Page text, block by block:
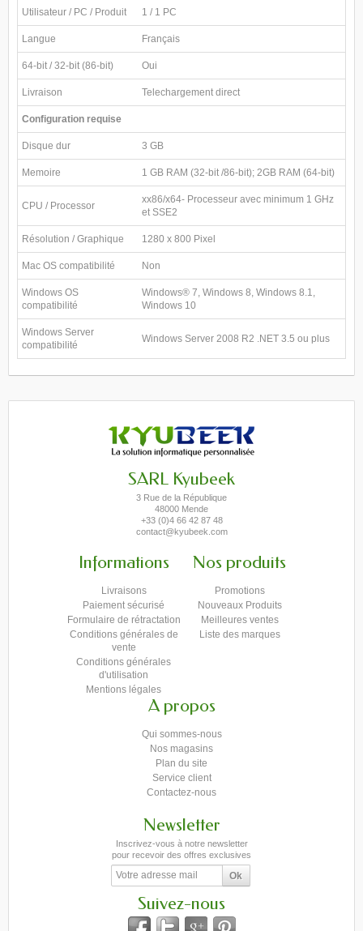
Utilisateur / PC / Produit 1 / 1 PC
Langue Français
64-bit / 32-bit (86-bit) Oui
Livraison Telechargement direct
Configuration requise
Disque dur 3 GB
Memoire 1 GB RAM (32-bit /86-bit); 2GB RAM (64-bit)
CPU / Processor
xx86/x64- Processeur avec minimum 1 GHz
et SSE2
Résolution / Graphique 1280 x 800 Pixel
Mac OS compatibilité Non
Windows OS
compatibilité
Windows® 7, Windows 8, Windows 8.1,
Windows 10
Windows Server
compatibilité
Windows Server 2008 R2 .NET 3.5 ou plus
SARL Kyubeek
3 Rue de la République
48000 Mende
+33 (0)4 66 42 87 48
contact@kyubeek.com
Informations
Livraisons
Paiement sécurisé
Formulaire de rétractation
Conditions générales de
vente
Conditions générales
d'utilisation
Mentions légales
Nos produits
Promotions
Nouveaux Produits
Meilleures ventes
Liste des marques
A propos
Qui sommes-nous
Nos magasins
Plan du site
Service client
Contactez-nous
Newsletter
Inscrivez-vous à notre newsletter
pour recevoir des offres exclusives
Suivez-nous